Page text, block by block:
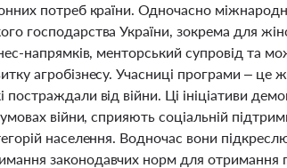
потреб країни. Одночасно
господарства України, зокрема для
напрямків, менторський супровід та
агробізнесу. Учасниці програми – це
від війни. Ці ініціативи
війни, сприяють соціальній
населення. Водночас вони
законодавчих норм для отримання